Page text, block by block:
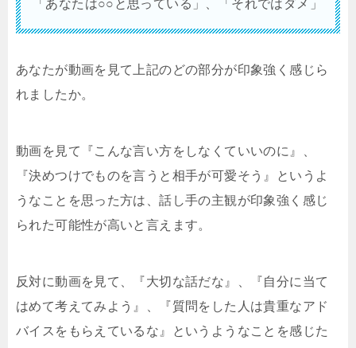
「あなたは○○と思っている」、「それではダメ」
あなたが動画を見て上記のどの部分が印象強く感じら
れましたか。
動画を見て『こんな言い方をしなくていいのに』、
『決めつけでものを言うと相手が可愛そう』というよ
うなことを思った方は、話し手の主観が印象強く感じ
られた可能性が高いと言えます。
反対に動画を見て、『大切な話だな』、『自分に当て
はめて考えてみよう』、『質問をした人は貴重なアド
バイスをもらえているな』というようなことを感じた